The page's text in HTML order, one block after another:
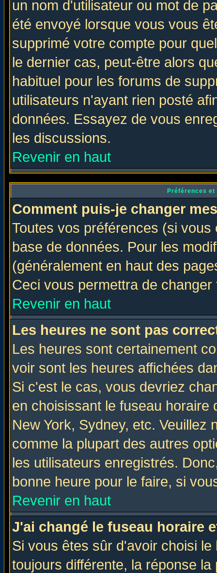
un nom d'utilisateur ou mot de
été envoyé lorsque vous vous
supprimé votre compte pour
le dernier cas, peut-être alors
habituel pour les forums de
utilisateurs n'ayant rien posté
données. Essayez de vous
les discussions.
Revenir en haut
Préférences
Comment puis-je changer
Toutes vos préférences (si
base de données. Pour les
(généralement en haut des
Ceci vous permettra de
Revenir en haut
Les heures ne sont pas
Les heures sont certainement
voir sont les heures affichées
Si c'est le cas, vous devriez
en choisissant le fuseau
New York, Sydney, etc. Veuillez
comme la plupart des autres
les utilisateurs enregistrés.
bonne heure pour le faire, si
Revenir en haut
J'ai changé le fuseau horaire
Si vous êtes sûr d'avoir choisi
toujours différente, la réponse